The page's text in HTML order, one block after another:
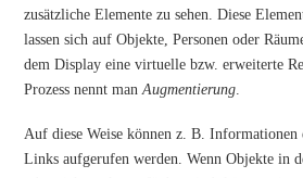
zusätzliche Elemente zu sehen. Diese
lassen sich auf Objekte, Personen oder
dem Display eine virtuelle bzw. erweiterte
Prozess nennt manAugmentierung
Auf diese Weise können z. B. Informationen
Links aufgerufen werden. Wenn Objekte in